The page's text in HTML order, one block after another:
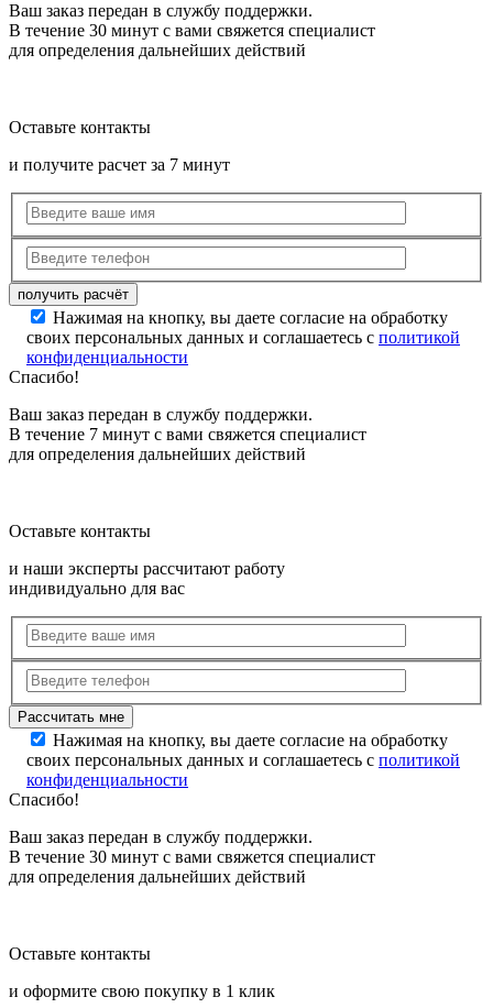
Ваш заказ передан в службу поддержки.
В течение 30 минут с вами свяжется специалист
для определения дальнейших действий
Оставьте контакты
и получите расчет за 7 минут
Нажимая на кнопку, вы даете согласие на обработку
своих персональных данных и соглашаетесь с политикой
конфиденциальности
Спасибо!
Ваш заказ передан в службу поддержки.
В течение 7 минут с вами свяжется специалист
для определения дальнейших действий
Оставьте контакты
и наши эксперты рассчитают работу
индивидуально для вас
Нажимая на кнопку, вы даете согласие на обработку
своих персональных данных и соглашаетесь с политикой
конфиденциальности
Спасибо!
Ваш заказ передан в службу поддержки.
В течение 30 минут с вами свяжется специалист
для определения дальнейших действий
Оставьте контакты
и оформите свою покупку в 1 клик